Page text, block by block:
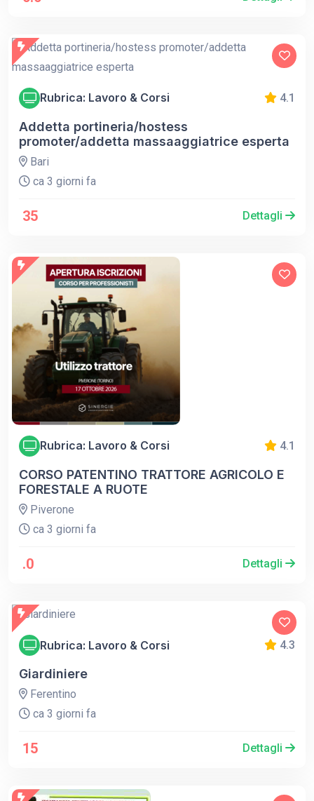
Rubrica: Lavoro & Corsi 4.1
Addetta portineria/hostess
promoter/addetta massaaggiatrice esperta
Bari
ca 3 giorni fa
35 Dettagli
Rubrica: Lavoro & Corsi 4.1
CORSO PATENTINO TRATTORE AGRICOLO E
FORESTALE A RUOTE
Piverone
ca 3 giorni fa
.0 Dettagli
Rubrica: Lavoro & Corsi 4.3
Giardiniere
Ferentino
ca 3 giorni fa
15 Dettagli